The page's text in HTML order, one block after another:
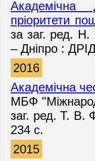
Академічна
пріоритети
за заг. ред. Н.
– Дніпро :
2016
Академічна
МБФ
заг. ред. Т. В.
234 с.
2015